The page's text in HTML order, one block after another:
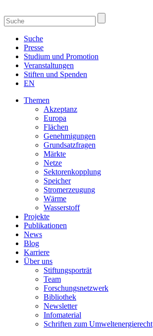
Suche
Presse
Studium und Promotion
Veranstaltungen
Stiften und Spenden
EN
Themen
Akzeptanz
Europa
Flächen
Genehmigungen
Grundsatzfragen
Märkte
Netze
Sektorenkopplung
Speicher
Stromerzeugung
Wärme
Wasserstoff
Projekte
Publikationen
News
Blog
Karriere
Über uns
Stiftungsporträt
Team
Forschungsnetzwerk
Bibliothek
Newsletter
Infomaterial
Schriften zum Umweltenergierecht